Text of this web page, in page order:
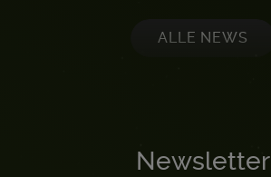
ALLE NEWS
Newsletter